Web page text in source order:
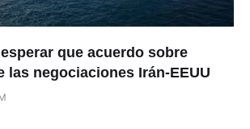
que acuerdo sobre
las negociaciones Irán-EEUU